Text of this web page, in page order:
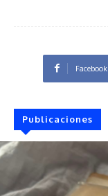
Facebook
Publicaciones